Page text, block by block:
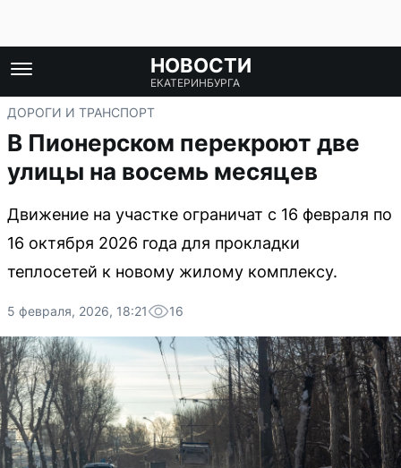
НОВОСТИ
ЕКАТЕРИНБУРГА
ДОРОГИ И ТРАНСПОРТ
В Пионерском перекроют две
улицы на восемь месяцев
Движение на участке ограничат с 16 февраля по
16 октября 2026 года для прокладки
теплосетей к новому жилому комплексу.
5 февраля, 2026, 18:21 16